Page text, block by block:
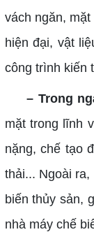
vách ngăn,
hiện đại, vật
công trình kiến
– Trong
mặt trong lĩnh
nặng, chế tạo
thải... Ngoài
biến thủy sản,
nhà máy chế